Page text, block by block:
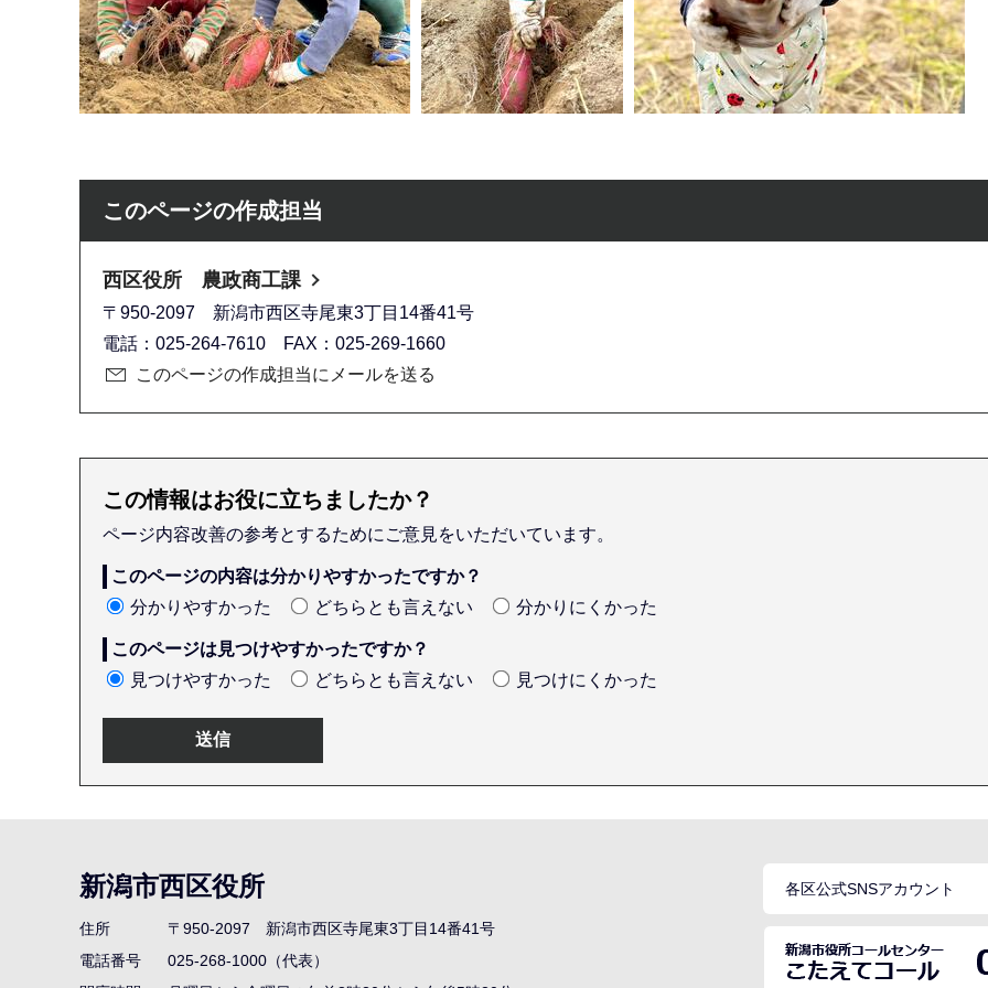
このページの作成担当
西区役所 農政商工課
〒950-2097 新潟市西区寺尾東3丁目14番41号
電話：025-264-7610 FAX：025-269-1660
このページの作成担当にメールを送る
この情報はお役に立ちましたか？
ページ内容改善の参考とするためにご意見をいただいています。
このページの内容は分かりやすかったですか？
分かりやすかった
どちらとも言えない 分かりにくかった
このページは見つけやすかったですか？
見つけやすかった
どちらとも言えない 見つけにくかった
こ
ま
で
新潟市西区役所
住所 〒950-2097 新潟市西区寺尾東3丁目14番41号
電話番号
025-268-1000（代表）
各区公式SNSアカウント